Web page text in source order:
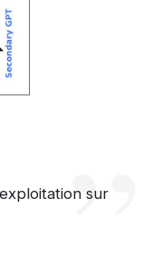
sur